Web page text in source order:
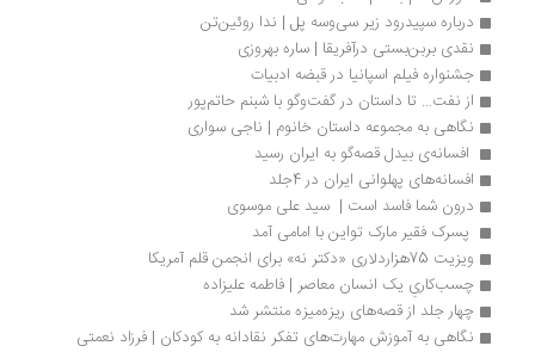
درباره سپیدرود زیر سی‌وسه پل | ندا روئین‌تن
نقدی بربن‌بستی درآفریقا | ساره بهروزی
جشنواره فیلم اسپانیا در قبضه ادبیات
از نفت... تا داستان در گفت‌وگو با شبنم حاتم‌پور
نگاهی به مجموعه داستان خانوم | ناجی سواری
افسانه‌ی بیدل قصه‌گو به ایران رسید
افسانه‌های پهلوانی ایران در 4جلد
درون شما فاسد است |  سید علی موسوی
پسرک فقیر مارک تواین با امامی آمد
ویزیت 75هزاردلاری «دکتر نه» برای انجمن قلم آمریکا
چسب‌کاریِ یک انسان معاصر | فاطمه علیزاده
چهار جلد از قصه‌های ریزه‌میزه منتشر شد
نگاهی به آموزش مهارت‌های تفکر نقادانه به کودکان | فرزاد نعمتی